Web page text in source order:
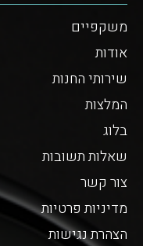
משקפיים
אודות
שירותי החנות
המלצות
בלוג
שאלות תשובות
צור קשר
מדיניות פרטיות
הצהרת נגישות